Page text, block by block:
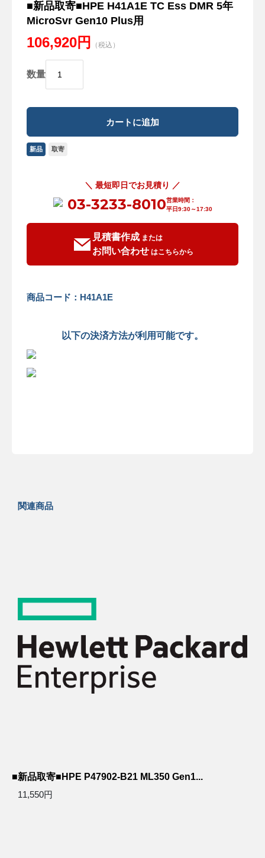
■新品取寄■HPE H41A1E TC Ess DMR 5年
MicroSvr Gen10 Plus用
106,920円 （税込）
数量
新品 取寄
＼ 最短即日でお見積り ／
03-3233-8010営業時間：
平日9:30～17:30
見積書作成または
お問い合わせはこちらから
商品コード：H41A1E
以下の決済方法が利用可能です。
関連商品
■新品取寄■HPE P47902-B21 ML350 Gen1...
11,550円